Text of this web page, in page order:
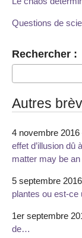
Questions de
Rechercher :
Autres
4 novembre 2016
effet d’illusion dû
matter may be
5 septembre
plantes ou est-
1er septembre
de…